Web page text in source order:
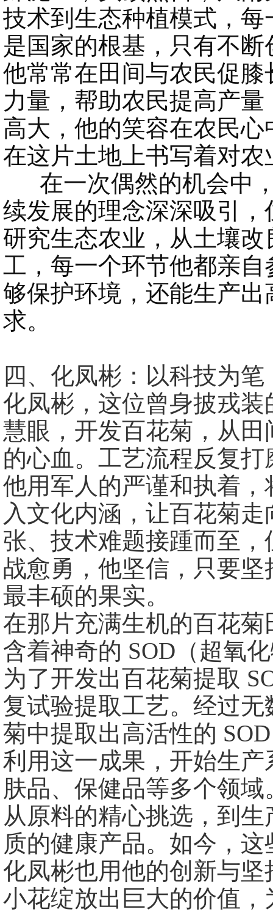
技术到生态种植模式，
是国家的根基，只有不
他常常在田间与农民促
力量，帮助农民提高产
高大，他的笑容在农民
在这片土地上书写着对
在一次偶然的机会中，
续发展的理念深深吸引
研究生态农业，从土壤
工，每一个环节他都亲
够保护环境，还能生产
求。
四、化凤彬：以科技为
化凤彬，这位曾身披戎
慧眼，开发百花菊，从
的心血。工艺流程反复
他用军人的严谨和执着
入文化内涵，让百花菊
张、技术难题接踵而至
战愈勇，他坚信，只要
最丰硕的果
在那片充满生机的百花
含着神奇的 SOD（超氧
为了开发出百花菊提取
复试验提取工艺。经过
菊中提取出高活性的
利用这一成果，开始生
肤品、保健品等多个领
从原料的精心挑选，到
质的健康产品。如今，
化凤彬也用他的创新与
小花绽放出巨大的价值